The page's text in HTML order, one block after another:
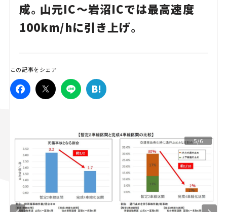
成。山元IC～岩沼ICでは最高速度
100km/hに引き上げ。
この記事をシェア
5/6
Traffic
Special
Campaign
人気のハッシュタグ